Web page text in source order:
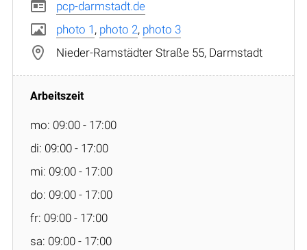
pcp-darmstadt.de
photo 1 , photo 2, photo 3
Nieder-Ramstädter Straße 55, Darmstadt
mo: 09:00 - 17:00
di: 09:00 - 17:00
mi: 09:00 - 17:00
do: 09:00 - 17:00
fr: 09:00 - 17:00
sa: 09:00 - 17:00